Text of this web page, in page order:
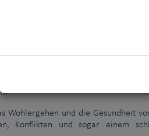
zu verbreiten und sie zum
Rasseclubs und nationalen
und der Gesundheit von
Publikum zu erreichen, wird
Wohlergehen und die Gesundheit
Konflikten und sogar einem